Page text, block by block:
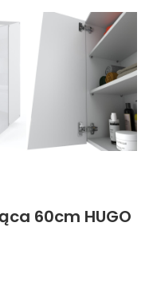
60cm HUGO